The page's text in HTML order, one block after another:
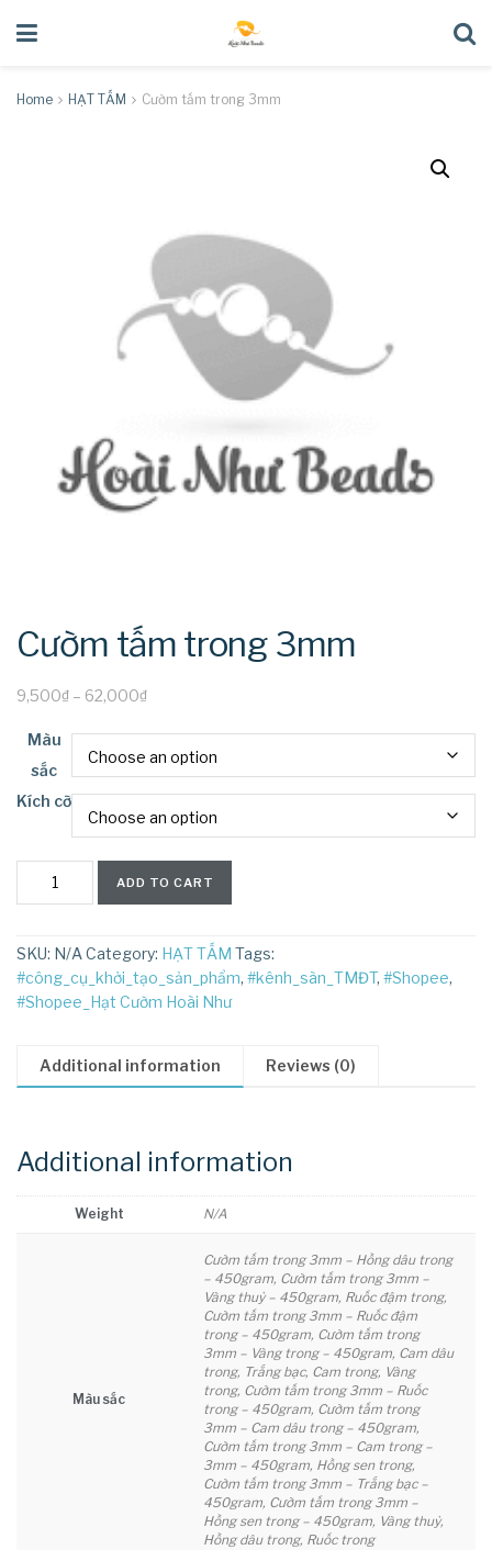
Home HẠT TẤM Cườm tấm trong 3mm
Cườm tấm trong 3mm
9,500₫ – 62,000₫
Màu
sắc
Kích cỡ
3mm
quantity
ADD TO CART
SKU: N/ACategory: HẠT TẤM Tags:
#công_cụ_khởi_tạo_sản_phẩm, #kênh_sàn_TMĐT, #Shopee,
#Shopee_Hạt Cườm Hoài Như
Additional information Reviews (0)
Additional information
Weight N/A
Màu sắc
Cườm tấm trong 3mm – Hồng dâu trong
– 450gram, Cườm tấm trong 3mm –
Vàng thuỷ – 450gram, Ruốc đậm trong,
Cườm tấm trong 3mm – Ruốc đậm
trong – 450gram, Cườm tấm trong
3mm – Vàng trong – 450gram, Cam dâu
trong, Trắng bạc, Cam trong, Vàng
trong, Cườm tấm trong 3mm – Ruốc
trong – 450gram, Cườm tấm trong
3mm – Cam dâu trong – 450gram,
Cườm tấm trong 3mm – Cam trong –
3mm – 450gram, Hồng sen trong,
Cườm tấm trong 3mm – Trắng bạc –
450gram, Cườm tấm trong 3mm –
Hồng sen trong – 450gram, Vàng thuỷ,
Hồng dâu trong, Ruốc trong